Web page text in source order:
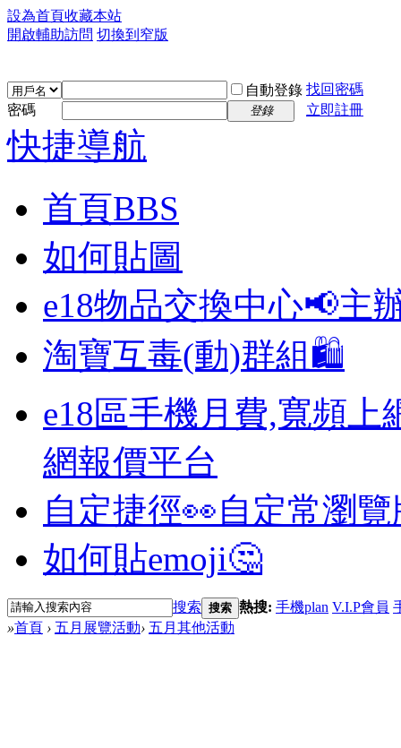
設為首頁收藏本站
開啟輔助訪問 切換到窄版
自動登錄 找回密碼
密碼
登錄 立即註冊
快捷導航
首頁BBS
如何貼圖
e18物品交換中心📢主
淘寶互毒(動)群組🛍️
e18區手機月費,寬頻上
網報價平台
自定捷徑👀自定常瀏
如何貼emoji🤔
搜索 搜索 熱搜: 手機plan V.I.P會員
»首頁 › 五月展覽活動› 五月其他活動